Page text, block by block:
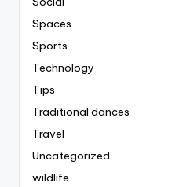
Spaces
Sports
Technology
Tips
Traditional dances
Travel
Uncategorized
wildlife